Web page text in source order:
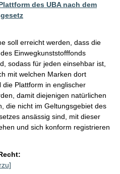
des UBA nach dem
soll erreicht werden, dass die
Einwegkunststofffonds
sodass für jeden einsehbar ist,
mit welchen Marken dort
Plattform in englischer
damit diejenigen natürlichen
die nicht im Geltungsgebiet des
ansässig sind, mit dieser
und sich konform registrieren